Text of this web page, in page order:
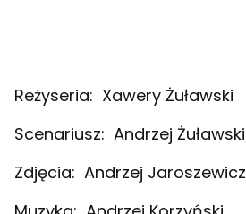
Reżyseria: Xawery Żuławski
Scenariusz: Andrzej Żuławski
Zdjęcia: Andrzej Jaroszewicz